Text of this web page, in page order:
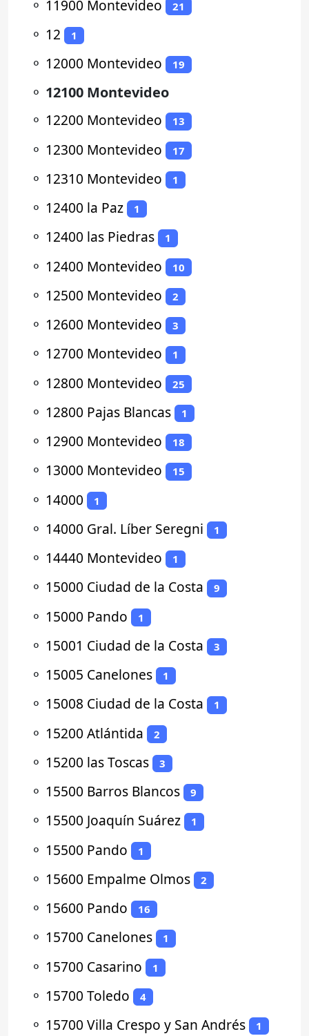
⚬ 11900 Montevideo 21
⚬ 12 1
⚬ 12000 Montevideo 19
⚬ 12100 Montevideo
⚬ 12200 Montevideo 13
⚬ 12300 Montevideo 17
⚬ 12310 Montevideo 1
⚬ 12400 la Paz 1
⚬ 12400 las Piedras 1
⚬ 12400 Montevideo 10
⚬ 12500 Montevideo 2
⚬ 12600 Montevideo 3
⚬ 12700 Montevideo 1
⚬ 12800 Montevideo 25
⚬ 12800 Pajas Blancas 1
⚬ 12900 Montevideo 18
⚬ 13000 Montevideo 15
⚬ 14000 1
⚬ 14000 Gral. Líber Seregni 1
⚬ 14440 Montevideo 1
⚬ 15000 Ciudad de la Costa 9
⚬ 15000 Pando 1
⚬ 15001 Ciudad de la Costa 3
⚬ 15005 Canelones 1
⚬ 15008 Ciudad de la Costa 1
⚬ 15200 Atlántida 2
⚬ 15200 las Toscas 3
⚬ 15500 Barros Blancos 9
⚬ 15500 Joaquín Suárez 1
⚬ 15500 Pando 1
⚬ 15600 Empalme Olmos 2
⚬ 15600 Pando 16
⚬ 15700 Canelones 1
⚬ 15700 Casarino 1
⚬ 15700 Toledo 4
⚬ 15700 Villa Crespo y San Andrés 1